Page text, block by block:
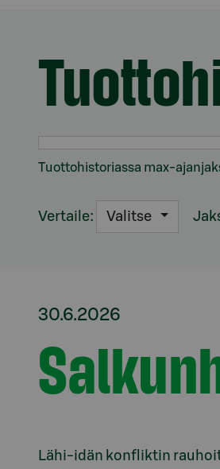
Tuottohistoriassa max-
Vertaile: Valitse
30.6.2026
Lähi-idän konfliktin